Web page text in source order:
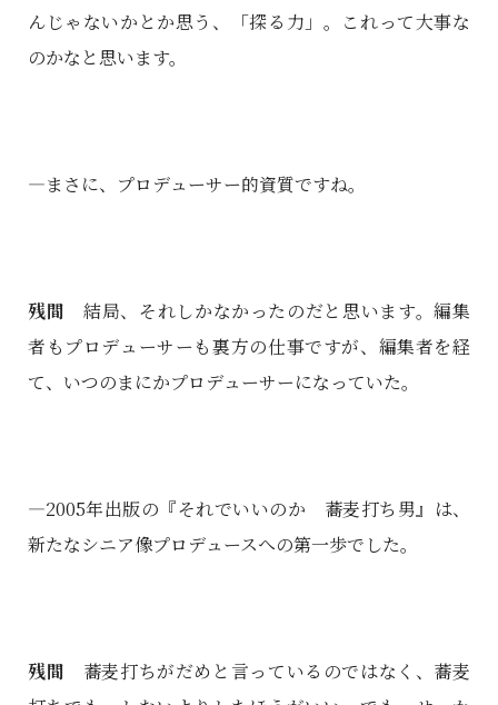
んじゃないかとか思う、「探る力」。これって大事な
のかなと思います。
―まさに、プロデューサー的資質ですね。
残間 結局、それしかなかったのだと思います。編集
者もプロデューサーも裏方の仕事ですが、編集者を経
て、いつのまにかプロデューサーになっていた。
―2005年出版の『それでいいのか 蕎麦打ち男』は、
新たなシニア像プロデュースへの第一歩でした。
残間 蕎麦打ちがだめと言っているのではなく、蕎麦